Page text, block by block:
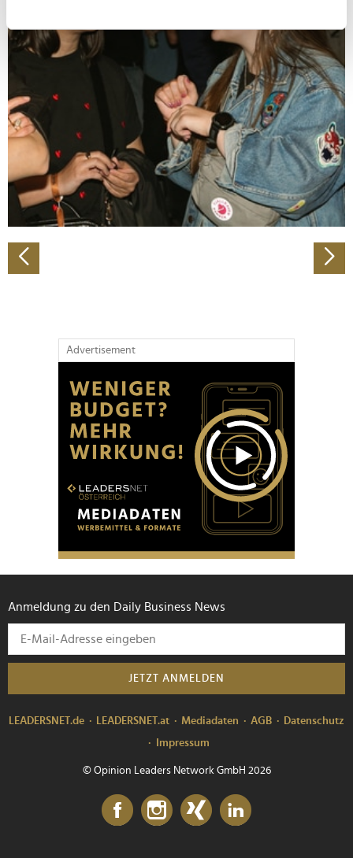
bestimmten Merkmalen (Fingerprinting) identifizieren
Erfahren Sie mehr darüber, wie Ihre persönlichen Daten
verarbeitet werden, und legen Sie Ihre Präferenzen im
Abschnitt Einzelheiten
fest.
Wir verwenden Cookies, um Inhalte und Anzeigen zu
personalisieren, Funktionen für soziale Medien anbieten
zu können und die Zugriffe auf unsere Website zu
analysieren. Außerdem geben wir Informationen zu Ihrer
Verwendung unserer Website an unsere Partner für
Partner führen diese Informationen möglicherweise mit
weiteren Daten zusammen, die Sie ihnen bereitgestellt
Advertisement
Anmeldung zu den Daily Business News
JETZT ANMELDEN
LEADERSNET.de LEADERSNET.at Mediadaten AGB
Datenschutz
Impressum
© Opinion Leaders Network GmbH 2026